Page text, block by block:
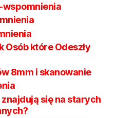
wspomnienia
które Odeszły
8mm i skanowanie
się na starych